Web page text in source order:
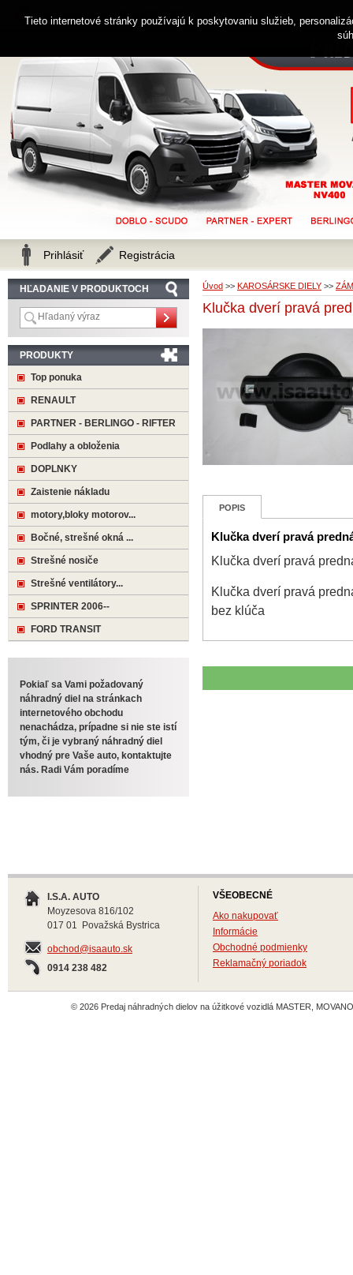
Úvod >> KAROSÁRSKE DIELY >>
Klučka dverí pravá
POPIS
Klučka dverí pravá
Klučka dverí pravá
Klučka dverí pravá
bez klúča
HĽADANIE V PRODUKTOCH
PRODUKTY
Top ponuka
RENAULT
PARTNER - BERLINGO - RIFTER
Podlahy a obloženia
DOPLNKY
Zaistenie nákladu
motory,bloky motorov...
Bočné, strešné okná ...
Strešné nosiče
Strešné ventilátory...
SPRINTER 2006--
FORD TRANSIT
Pokiaľ sa Vami požadovaný
náhradný diel na stránkach
internetového obchodu
nenachádza, prípadne si nie ste istí
tým, či je vybraný náhradný diel
vhodný pre Vaše auto, kontaktujte
nás. Radi Vám poradíme
I.S.A. AUTO
Moyzesova 816/102
017 01 Považská Bystrica
obchod@isaauto.sk
0914 238 482
VŠEOBECNÉ
Ako nakupovať
Informácie
Obchodné podmienky
Reklamačný poriadok
© 2026 Predaj náhradných dielov na úžitkové vozidlá MASTER,
Zákaznícka linka 0914 238 482
Prihlásiť Registrácia
Tieto internetové stránky používajú k poskytovaniu služieb,